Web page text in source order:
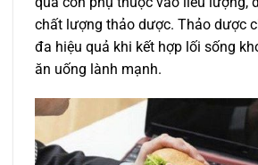
chất lượng thảo dược. Thảo dược
đa hiệu quả khi kết hợp lối sống
ăn uống lành mạnh.